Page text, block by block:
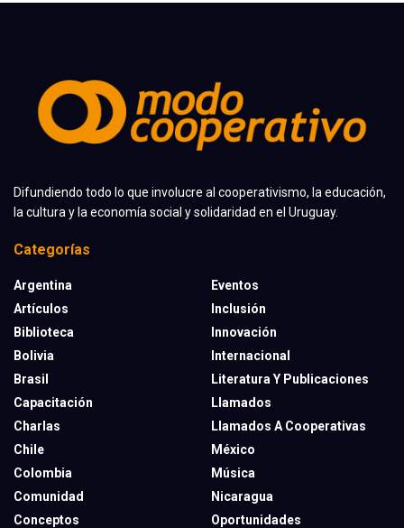
Difundiendo todo lo que involucre al cooperativismo, la educación,
la cultura y la economía social y solidaridad en el Uruguay.
Categorías
Argentina
Artículos
Biblioteca
Bolivia
Brasil
Capacitación
Charlas
Chile
Colombia
Comunidad
Conceptos
Eventos
Inclusión
Innovación
Internacional
Literatura Y Publicaciones
Llamados
Llamados A Cooperativas
México
Música
Nicaragua
Oportunidades